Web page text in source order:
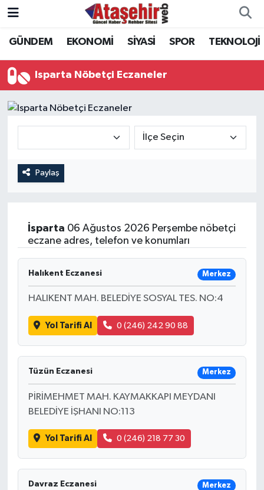
GÜNDEM EKONOMİ SİYASİ SPOR TEKNOLOJİ
Isparta Nöbetçi Eczaneler
Paylaş
İsparta 06 Ağustos 2026 Perşembe nöbetçi
eczane adres, telefon ve konumları
Halıkent Eczanesi Merkez
HALIKENT MAH. BELEDİYE SOSYAL TES. NO:4
Yol Tarifi Al 0 (246) 242 90 88
Tüzün Eczanesi Merkez
PİRİMEHMET MAH. KAYMAKKAPI MEYDANI
BELEDİYE İŞHANI NO:113
Yol Tarifi Al 0 (246) 218 77 30
Davraz Eczanesi Merkez
Hava Durumu
Trafik Durumu
Süper Lig Puan Durumu ve Fikstür
Son Dakika Haberleri